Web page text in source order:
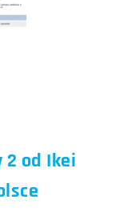
2 od Ikei